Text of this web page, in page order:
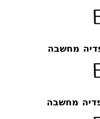
מחשבה
מחשבה